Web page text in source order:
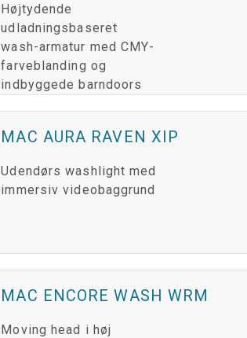
Højtydende
udladningsbaseret
wash-armatur med CMY-
farveblanding og
indbyggede barndoors
MAC AURA RAVEN XIP
Udendørs washlight med
immersiv videobaggrund
MAC ENCORE WASH WRM
Moving head i høj